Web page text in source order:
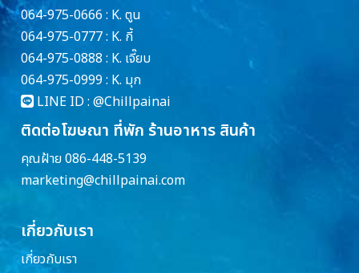
064-975-0666 : K. ตูน
064-975-0777 : K. กี้
064-975-0888 : K. เจี๊ยบ
064-975-0999 : K. มุก
LINE ID : @Chillpainai
ติดต่อโฆษณา ที่พัก ร้านอาหาร สินค้า
คุณฝ้าย 086-448-5139
marketing@chillpainai.com
เกี่ยวกับเรา
เกี่ยวกับเรา